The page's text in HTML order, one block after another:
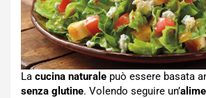
La cucina naturale può essere basata
senza glutine. Volendo seguire un’